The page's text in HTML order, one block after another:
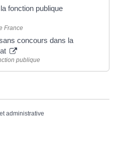
fonction publique
France
concours dans la
publique
administrative